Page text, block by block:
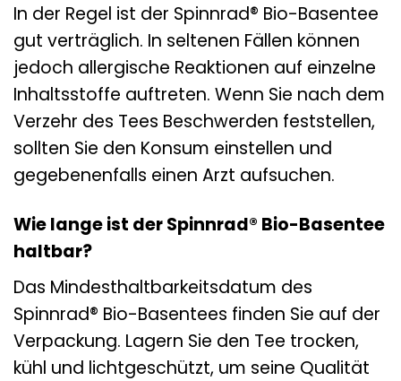
In der Regel ist der Spinnrad® Bio-Basentee
gut verträglich. In seltenen Fällen können
jedoch allergische Reaktionen auf einzelne
Inhaltsstoffe auftreten. Wenn Sie nach dem
Verzehr des Tees Beschwerden feststellen,
sollten Sie den Konsum einstellen und
gegebenenfalls einen Arzt aufsuchen.
Wie lange ist der Spinnrad® Bio-Basentee
haltbar?
Das Mindesthaltbarkeitsdatum des
Spinnrad® Bio-Basentees finden Sie auf der
Verpackung. Lagern Sie den Tee trocken,
kühl und lichtgeschützt, um seine Qualität